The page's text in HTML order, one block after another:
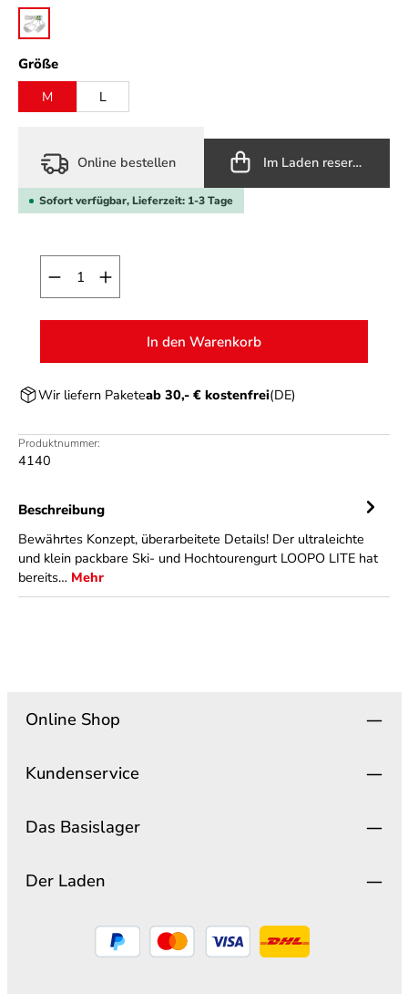
light grey
Größeauswählen
M
L
Online bestellen Im Laden reservieren
Sofort verfügbar, Lieferzeit: 1-3 Tage
Produkt Anzahl: Gib den gewünschten Wert
In den Warenkorb
Wir liefern Paketeab 30,- € kostenfrei(DE)
Produktnummer:
4140
Beschreibung
Bewährtes Konzept, überarbeitete Details! Der ultraleichte
und klein packbare Ski- und Hochtourengurt LOOPO LITE hat
bereits… Mehr
Online Shop
Kundenservice
Das Basislager
Der Laden